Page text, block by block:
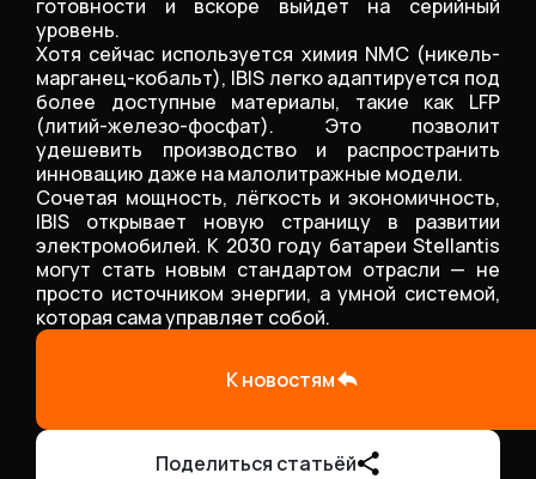
готовности и вскоре выйдет на серийный
уровень.
Хотя сейчас используется химия NMC (никель-
марганец-кобальт), IBIS легко адаптируется под
более доступные материалы, такие как LFP
(литий-железо-фосфат). Это позволит
удешевить производство и распространить
инновацию даже на малолитражные модели.
Сочетая мощность, лёгкость и экономичность,
IBIS открывает новую страницу в развитии
электромобилей. К 2030 году батареи Stellantis
могут стать новым стандартом отрасли — не
просто источником энергии, а умной системой,
которая сама управляет собой.
К новостям
Поделиться статьёй